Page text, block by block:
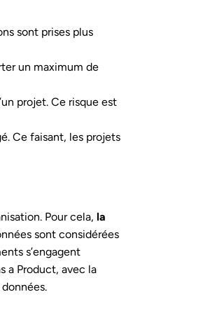
sont prises plus
un maximum de
projet. Ce risque est
Ce faisant, les projets
Pour cela, la
sont considérées
s’engagent
a Product, avec la